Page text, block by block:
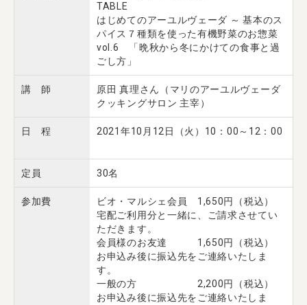
TABLE
はじめてのアーユルヴェーダ ～ 基本のス
パイス７種類を使った有機野菜のお惣菜
vol.6 「晩秋から冬にかけての食事と過
ごし方」
講 師
原田 真理さん（マリのアーユルヴェーダ
クッキングサロン 主宰）
日 程 2021年10月12日（火）10：00～12：00
定員 30名
参加費
ビオ・マルシェ会員 1,650円（税込）
宅配ご利用分と一緒に、ご請求させてい
ただきます。
会員様のお友達 1,650円（税込）
お申込み後に振込先をご連絡いたしま
す。
一般の方 2,200円（税込）
お申込み後に振込先をご連絡いたしま